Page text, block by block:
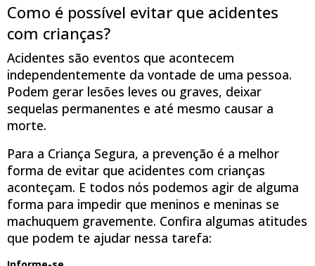
Como é possível evitar que acidentes
com crianças?
Acidentes são eventos que acontecem
independentemente da vontade de uma pessoa.
Podem gerar lesões leves ou graves, deixar
sequelas permanentes e até mesmo causar a
morte.
Para a Criança Segura, a prevenção é a melhor
forma de evitar que acidentes com crianças
aconteçam. E todos nós podemos agir de alguma
forma para impedir que meninos e meninas se
machuquem gravemente. Confira algumas atitudes
que podem te ajudar nessa tarefa: